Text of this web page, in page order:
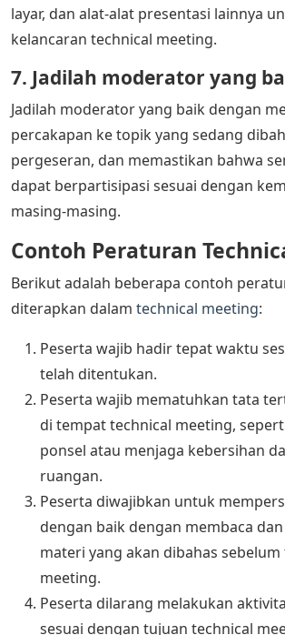
layar, dan alat-alat presentasi lainnya
kelancaran technical meeting.
7. Jadilah moderator yang
Jadilah moderator yang baik dengan
percakapan ke topik yang sedang
pergeseran, dan memastikan bahwa
dapat berpartisipasi sesuai dengan
masing-masing.
Contoh Peraturan
Berikut adalah beberapa contoh
diterapkan dalam technical meeting:
Peserta wajib hadir tepat waktu
telah ditentukan.
Peserta wajib mematuhkan tata
di tempat technical meeting,
ponsel atau menjaga kebersihan
ruangan.
Peserta diwajibkan untuk
dengan baik dengan membaca
materi yang akan dibahas sebelum
meeting.
Peserta dilarang melakukan
sesuai dengan tujuan technical